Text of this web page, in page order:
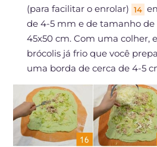
(para facilitar o enrolar) 14
de 4-5 mm e de tamanho
45x50 cm. Com uma colher,
brócolis já frio que você
uma borda de cerca de 4-5